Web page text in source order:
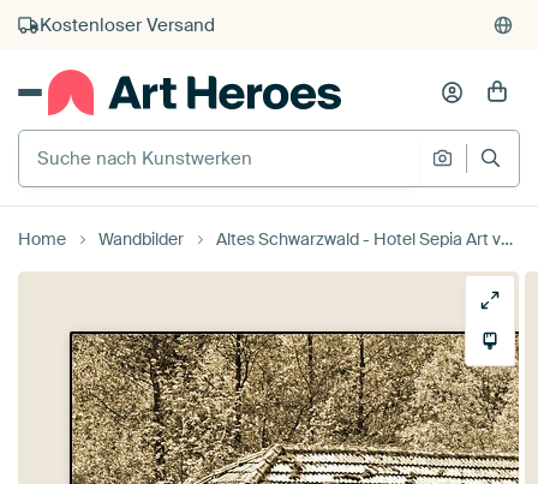
Kauf auf Rechnung
Individueller Druck auf Bestellung
Suche nach Kunstwerken
Suche
Home Wandbilder Altes Schwarzwald - Hotel Sepia Art von Ingo Laue